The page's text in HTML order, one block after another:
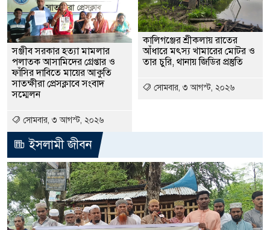
‎সঞ্জীব সরকার হত্যা মামলার
পলাতক আসামিদের গ্রেপ্তার ও
ফাঁসির দাবিতে মায়ের আকুতি
সাতক্ষীরা প্রেসক্লাবে সংবাদ
সম্মেলন
সোমবার, ৩ আগস্ট, ২০২৬
কালিগঞ্জের শ্রীকলায় রাতের
আঁধারে মৎস্য খামারের মোটর ও
তার চুরি, থানায় জিডির প্রস্তুতি
সোমবার, ৩ আগস্ট, ২০২৬
ইসলামী জীবন